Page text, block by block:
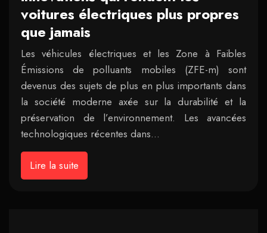
voitures électriques plus propres
que jamais
Les véhicules électriques et les Zone à Faibles
Émissions de polluants mobiles (ZFE-m) sont
devenus des sujets de plus en plus importants dans
la société moderne axée sur la durabilité et la
préservation de l’environnement. Les avancées
technologiques récentes dans…
Lire la suite